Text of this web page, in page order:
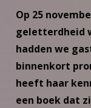
Op 25
geletterdheid
hadden we
binnenkort
heeft haar
een boek dat